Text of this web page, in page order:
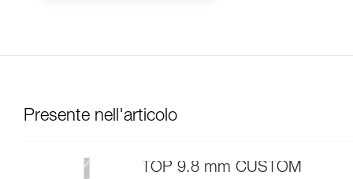
Presente nell'articolo
TOP 9.8 mm CUSTOM